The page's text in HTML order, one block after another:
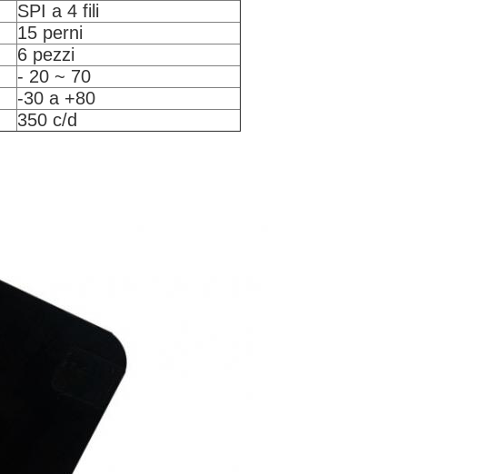
SPI a 4 fili
15 perni
6 pezzi
- 20 ~ 70
-30 a +80
350 c/d